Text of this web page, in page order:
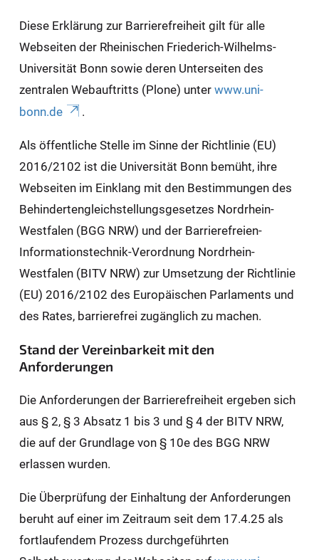
Diese Erklärung zur Barrierefreiheit gilt für alle
Webseiten der Rheinischen Friederich-Wilhelms-
Universität Bonn sowie deren Unterseiten des
zentralen Webauftritts (Plone) unter www.uni-
bonn.de
.
Als öffentliche Stelle im Sinne der Richtlinie (EU)
2016/2102 ist die Universität Bonn bemüht, ihre
Webseiten im Einklang mit den Bestimmungen des
Behindertengleichstellungsgesetzes Nordrhein-
Westfalen (BGG NRW) und der Barrierefreien-
Informationstechnik-Verordnung Nordrhein-
Westfalen (BITV NRW) zur Umsetzung der Richtlinie
(EU) 2016/2102 des Europäischen Parlaments und
des Rates, barrierefrei zugänglich zu machen.
Stand der Vereinbarkeit mit den
Anforderungen
Die Anforderungen der Barrierefreiheit ergeben sich
aus § 2, § 3 Absatz 1 bis 3 und § 4 der BITV NRW,
die auf der Grundlage von § 10e des BGG NRW
erlassen wurden.
Die Überprüfung der Einhaltung der Anforderungen
beruht auf einer im Zeitraum seit dem 17.4.25 als
fortlaufendem Prozess durchgeführten